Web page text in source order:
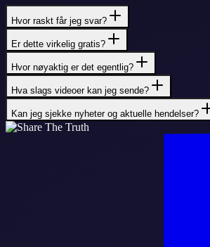
Hvor raskt får jeg svar?
Er dette virkelig gratis?
Hvor nøyaktig er det egentlig?
Hva slags videoer kan jeg sende?
Kan jeg sjekke nyheter og aktuelle hendelser?